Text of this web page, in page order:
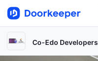
Co-Edo Developers